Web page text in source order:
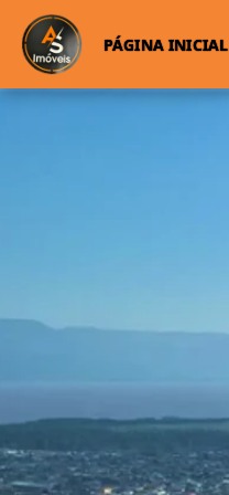
PÁGINA INICIAL